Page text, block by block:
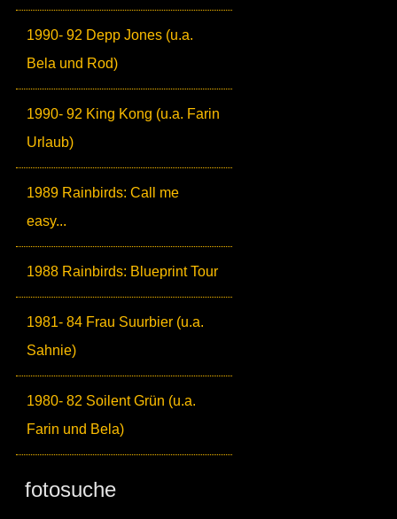
1990- 92 Depp Jones (u.a.
Bela und Rod)
1990- 92 King Kong (u.a. Farin
Urlaub)
1989 Rainbirds: Call me
easy...
1988 Rainbirds: Blueprint Tour
1981- 84 Frau Suurbier (u.a.
Sahnie)
1980- 82 Soilent Grün (u.a.
Farin und Bela)
fotosuche